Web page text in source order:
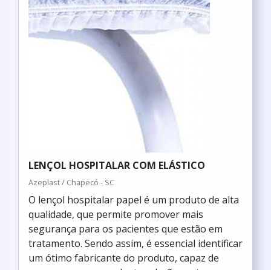
LENÇOL HOSPITALAR COM ELÁSTICO
Azeplast / Chapecó - SC
O lençol hospitalar papel é um produto de alta
qualidade, que permite promover mais
segurança para os pacientes que estão em
tratamento. Sendo assim, é essencial identificar
um ótimo fabricante do produto, capaz de